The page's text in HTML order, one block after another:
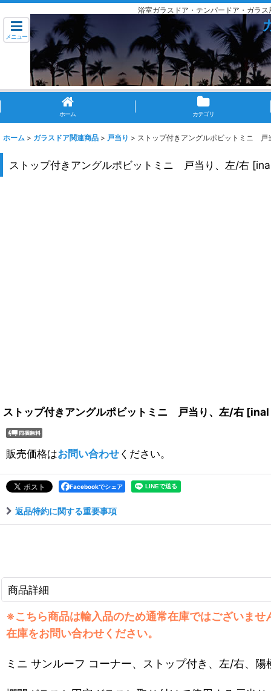
浴室ガラスドア・テンパードア・ガラ
メニュー
ホーム カテゴリ
ホーム > ガラスドア関連商品 > 戸当り > ストップ付きアングルポビットミニ 戸
ストップ付きアングルポビットミニ 戸当り、左/右 [
ストップ付きアングルポビットミニ 戸当り、左/右 [
販売価格はお問い合わせください。
Facebookでシェア
返品特約に関する重要事項
商品詳細
※こちら商品は輸入品のため通常在庫ではございませ
在庫をお問い合わせください。
ミニ サンルーフ コーナー、ストップ付き、左/右、